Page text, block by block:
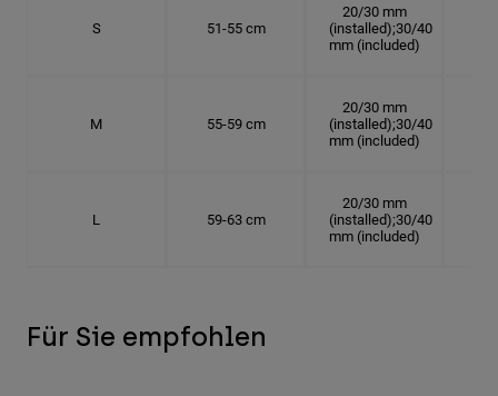
S 51-55 cm
20/30 mm
(installed);30/40
mm (included)
M 55-59 cm
20/30 mm
(installed);30/40
mm (included)
L 59-63 cm
20/30 mm
(installed);30/40
mm (included)
Für Sie empfohlen